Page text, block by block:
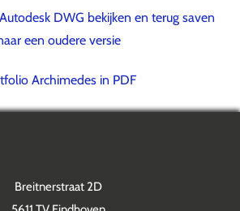
DWG bekijken en terug saven
een oudere versie
Archimedes in PDF
Breitnerstraat 2D